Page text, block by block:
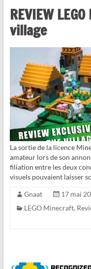
REVIEW
village
La sortie de la licence
amateur lors de son
filiation entre les deux
visuels pouvaient laisser
Gnaat
17 mai
LEGO Minecraft,